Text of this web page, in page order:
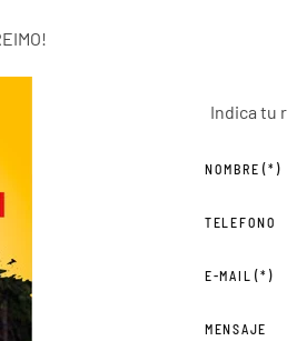
Indica tu
NOMBRE (*)
TELEFONO
E-MAIL (*)
MENSAJE